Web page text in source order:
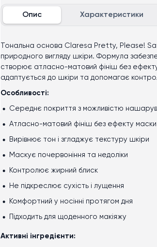
Опис Характеристики
Тональна основа Claresa Pretty, Please!
природного вигляду шкіри. Формула
створює атласно-матовий фініш без
адаптується до шкіри та допомагає
Особливості:
Середнє покриття з можливістю
Атласно-матовий фініш без ефекту маски
Вирівнює тон і згладжує текстуру шкіри
Маскує почервоніння та недоліки
Контролює жирний блиск
Не підкреслює сухість і лущення
Комфортний у носінні протягом дня
Підходить для щоденного макіяжу
Активні інгредієнти: